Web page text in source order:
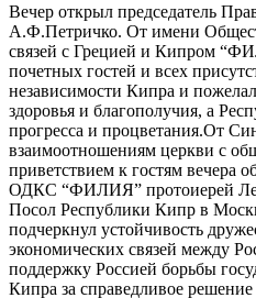
Вечер открыл председатель
А.Ф.Петричко. От имени
связей с Грецией и Кипром
почетных гостей и всех
независимости Кипра и
здоровья и благополучия, а
прогресса и процветания.От
взаимоотношениям церкви с
приветствием к гостям вечера
ОДКС “ФИЛИЯ” протоиерей
Посол Республики Кипр в
подчеркнул устойчивость
экономических связей между
поддержку Россией борьбы
Кипра за справедливое